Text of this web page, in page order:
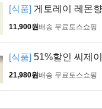
[식품] 게토레이 레몬
11,900원배송 무료토스쇼핑
[식품] 51%할인 씨제
21,980원배송 무료토스쇼핑